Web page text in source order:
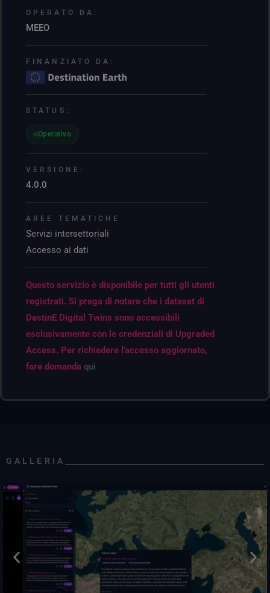
OPERATO DA:
MEEO
FINANZIATO DA:
STATUS:
Operativo
VERSIONE:
4.0.0
AREE TEMATICHE
Servizi intersettoriali
Accesso ai dati
Questo servizio è disponibile per tutti gli utenti
registrati. Si prega di notare che i dataset di
DestinE Digital Twins sono accessibili
esclusivamente con le credenziali di Upgraded
Access. Per richiedere l'accesso aggiornato,
fare domanda qui
GALLERIA